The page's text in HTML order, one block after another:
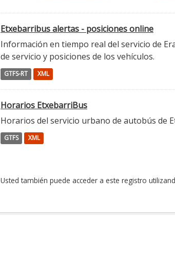
Etxebarribus alertas - posiciones online
Información en tiempo real del servicio de
de servicio y posiciones de los vehículos.
GTFS-RT XML
Horarios EtxebarriBus
Horarios del servicio urbano de autobús de
GTFS XML
Usted también puede acceder a este registro